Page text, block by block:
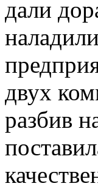
дали
двух
разбив